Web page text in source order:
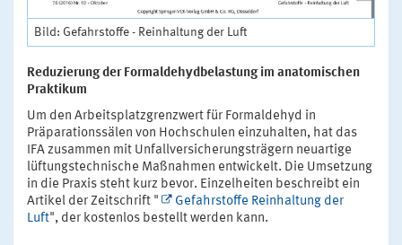
Bild: Gefahrstoffe - Reinhaltung der Luft
Reduzierung der Formaldehydbelastung im anatomischen
Praktikum
Um den Arbeitsplatzgrenzwert für Formaldehyd in
Präparationssälen von Hochschulen einzuhalten, hat das
IFA zusammen mit Unfallversicherungsträgern neuartige
lüftungstechnische Maßnahmen entwickelt. Die Umsetzung
in die Praxis steht kurz bevor. Einzelheiten beschreibt ein
Artikel der Zeitschrift "
Gefahrstoffe Reinhaltung der
Luft", der kostenlos bestellt werden kann.